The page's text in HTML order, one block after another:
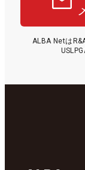
ALBA Netは